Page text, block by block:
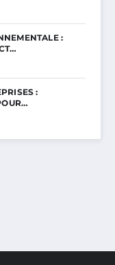
:
: